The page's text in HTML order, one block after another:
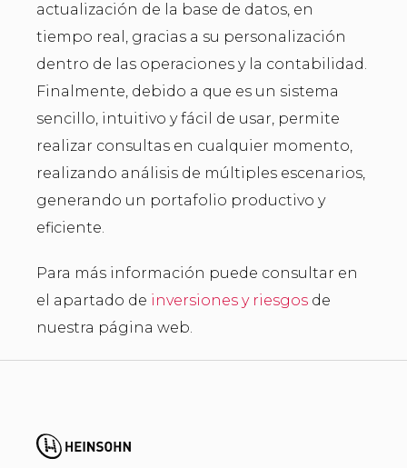
actualización de la base de datos, en
tiempo real, gracias a su personalización
dentro de las operaciones y la contabilidad.
Finalmente, debido a que es un sistema
sencillo, intuitivo y fácil de usar, permite
realizar consultas en cualquier momento,
realizando análisis de múltiples escenarios,
generando un portafolio productivo y
eficiente.
Para más información puede consultar en
el apartado de inversiones y riesgos de
nuestra página web.